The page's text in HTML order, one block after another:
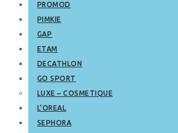
PROMOD
PIMKIE
GAP
ETAM
DECATHLON
GO SPORT
LUXE – COSMETIQUE
L’OREAL
SEPHORA